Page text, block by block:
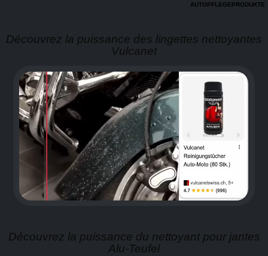
Découvrez la puissance des lingettes nettoyantes
Vulcanet
Découvrez la puissance du nettoyant pour jantes
Alu-Teufel